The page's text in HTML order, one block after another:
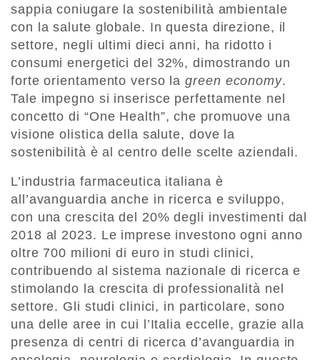
sappia coniugare la sostenibilità ambientale
con la salute globale. In questa direzione, il
settore, negli ultimi dieci anni, ha ridotto i
consumi energetici del 32%, dimostrando un
forte orientamento verso lagreen economy.
Tale impegno si inserisce perfettamente nel
concetto di “One Health”, che promuove una
visione olistica della salute, dove la
sostenibilità è al centro delle scelte aziendali.
L’industria farmaceutica italiana è
all’avanguardia anche in ricerca e sviluppo,
con una crescita del 20% degli investimenti dal
2018 al 2023. Le imprese investono ogni anno
oltre 700 milioni di euro in studi clinici,
contribuendo al sistema nazionale di ricerca e
stimolando la crescita di professionalità nel
settore. Gli studi clinici, in particolare, sono
una delle aree in cui l’Italia eccelle, grazie alla
presenza di centri di ricerca d’avanguardia in